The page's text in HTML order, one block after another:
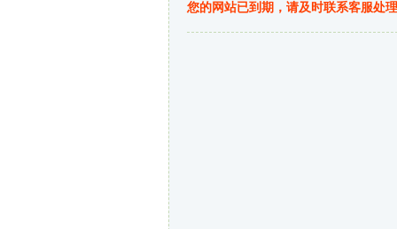
您的网站已到期，请及时联系客服处理